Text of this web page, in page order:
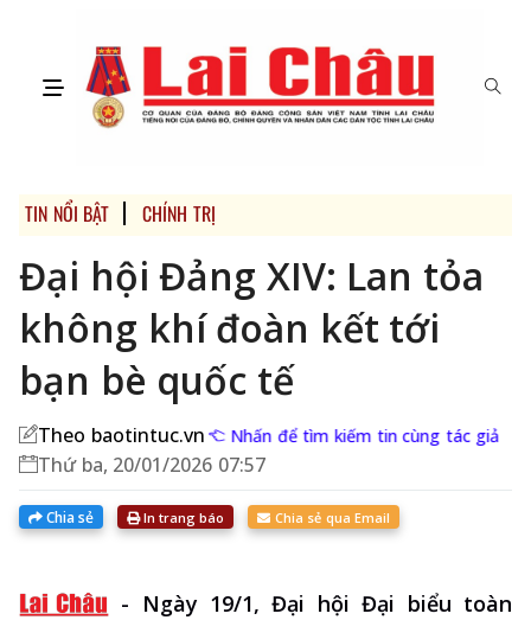
TIN NỔI BẬT CHÍNH TRỊ
Đại hội Đảng XIV: Lan tỏa
không khí đoàn kết tới
bạn bè quốc tế
Theo baotintuc.vn Nhấn để tìm kiếm tin cùng tác giả
Thứ ba, 20/01/2026 07:57
Chia sẻ In trang báo Chia sẻ qua Email
- Ngày 19/1, Đại hội Đại biểu toàn